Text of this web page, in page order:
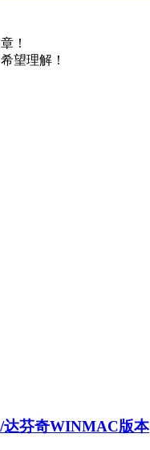
！
望理解！
达芬奇WINMAC版本